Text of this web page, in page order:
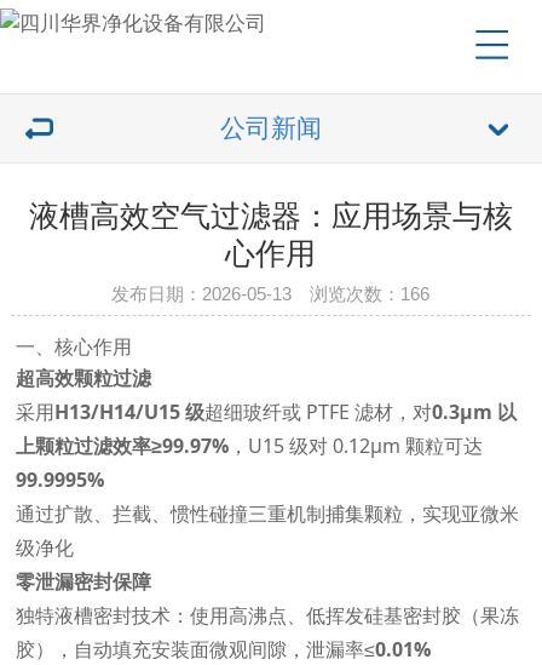
公司新闻
液槽高效空气过滤器：应用场景与核
心作用
发布日期：2026-05-13 浏览次数：166
一、核心作用
超高效颗粒过滤
采用H13/H14/U15 级超细玻纤或 PTFE 滤材，对0.3μm 以
上颗粒过滤效率≥99.97% ，U15 级对 0.12μm 颗粒可达
99.9995%
通过扩散、拦截、惯性碰撞三重机制捕集颗粒，实现亚微米
级净化
零泄漏密封保障
独特液槽密封技术：使用高沸点、低挥发硅基密封胶（果冻
胶），自动填充安装面微观间隙，泄漏率≤0.01%